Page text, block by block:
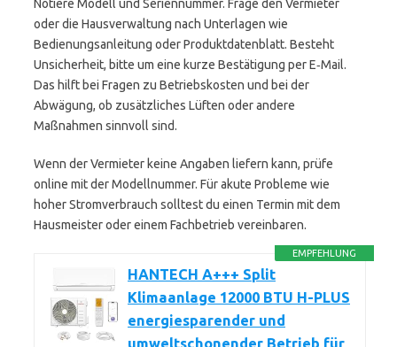
Notiere Modell und Seriennummer. Frage den Vermieter
oder die Hausverwaltung nach Unterlagen wie
Bedienungsanleitung oder Produktdatenblatt. Besteht
Unsicherheit, bitte um eine kurze Bestätigung per E‑Mail.
Das hilft bei Fragen zu Betriebskosten und bei der
Abwägung, ob zusätzliches Lüften oder andere
Maßnahmen sinnvoll sind.
Wenn der Vermieter keine Angaben liefern kann, prüfe
online mit der Modellnummer. Für akute Probleme wie
hoher Stromverbrauch solltest du einen Termin mit dem
Hausmeister oder einem Fachbetrieb vereinbaren.
EMPFEHLUNG
HANTECH A+++ Split
Klimaanlage 12000 BTU H-PLUS
energiesparender und
umweltschonender Betrieb für